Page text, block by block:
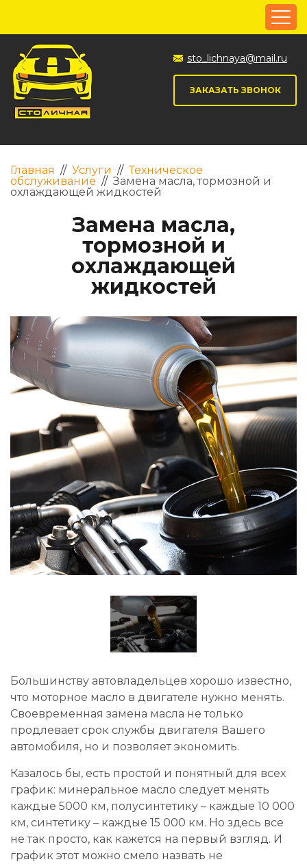
sto_lichnaya@mail.ru
ЗАКАЗАТЬ ЗВОНОК
Главная // Услуги // Техническое
обслуживание // Замена масла, тормозной и
охлаждающей жидкостей
Замена масла,
тормозной и
охлаждающей
жидкостей
Большинству автовладельцев хорошо известно,
что моторное масло в двигателе нужно менять.
Своевременная замена масла не только
продлевает срок службы двигателя Вашего
автомобиля, но и позволяет экономить.
Казалось бы, есть простой и понятный для всех
график: минеральное масло следует менять
каждые 5000 км, полусинтетику – каждые 10 000
км, синтетику – каждые 15 000 км. Но здесь все
не так просто, как кажется на первый взгляд. И
график этот можно смело назвать не